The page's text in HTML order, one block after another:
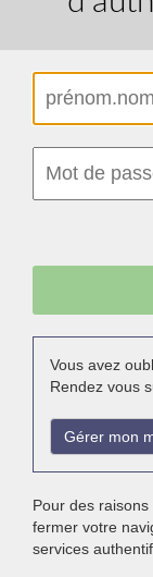
Vous avez
Rendez vous
Gérer mon
Pour des
fermer votre
services